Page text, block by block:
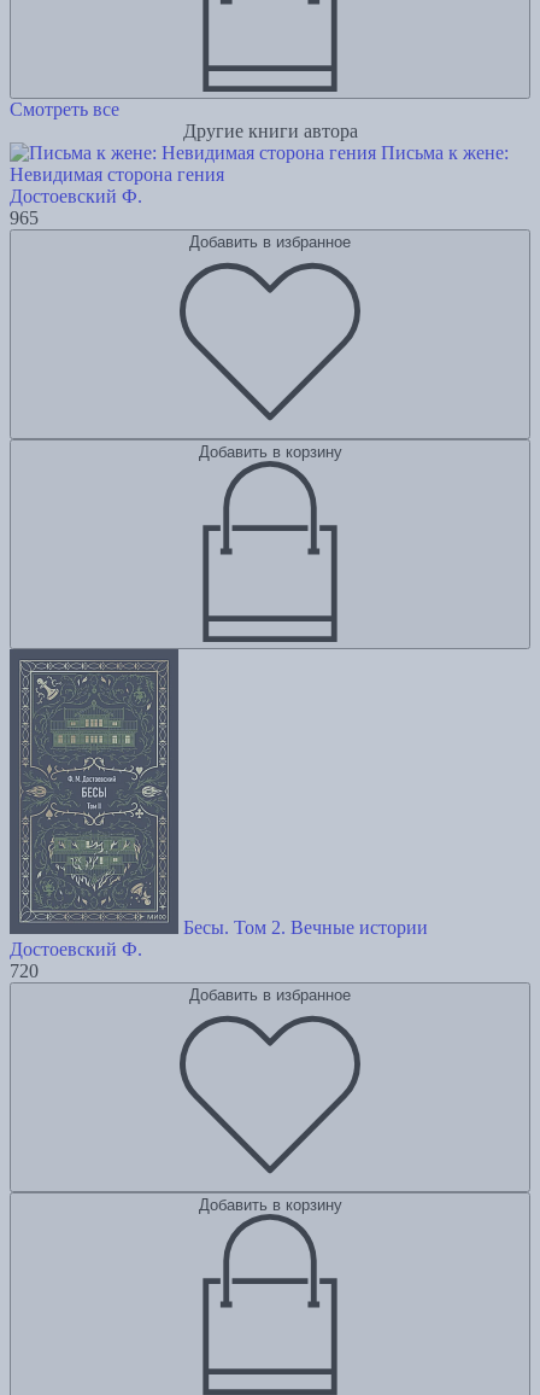
Смотреть все
Другие книги автора
Письма к жене:
Невидимая сторона гения
Достоевский Ф.
965
Добавить в избранное
Добавить в корзину
Бесы. Том 2. Вечные истории
Достоевский Ф.
720
Добавить в избранное
Добавить в корзину